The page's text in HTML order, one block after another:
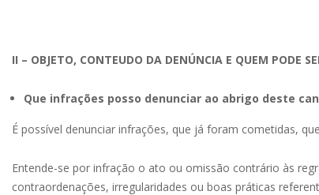
II – OBJETO, CONTEUDO DA DENÚNCIA E QUEM PODE
Que infrações posso denunciar ao abrigo deste
É possível denunciar infrações, que já foram cometidas,
Entende-se por infração o ato ou omissão contrário às
contraordenações, irregularidades ou boas práticas